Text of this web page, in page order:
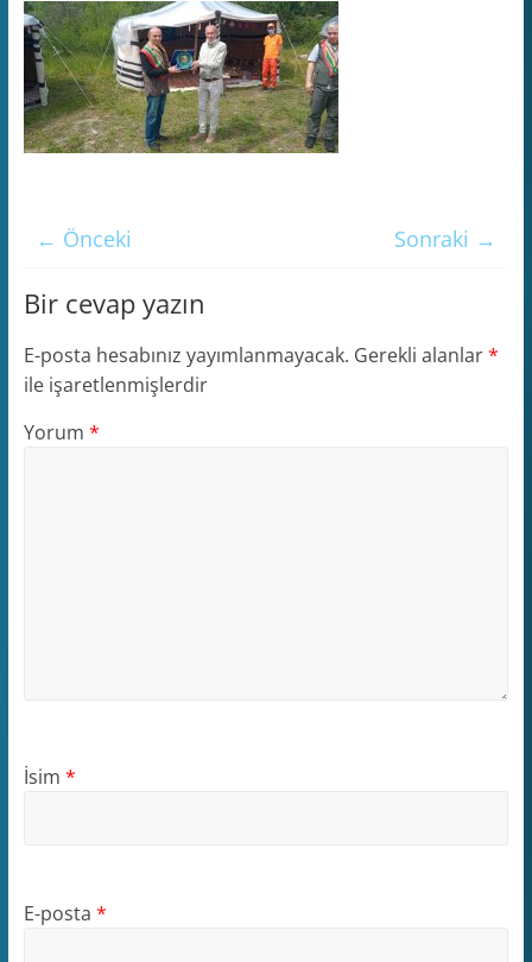
← Önceki Sonraki →
Bir cevap yazın
E-posta hesabınız yayımlanmayacak. Gerekli alanlar*
ile işaretlenmişlerdir
Yorum *
İsim *
E-posta *